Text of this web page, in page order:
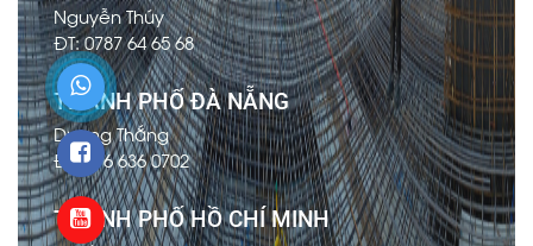
Nguyễn Thúy
ĐT: 0787 64 65 68
THÀNH PHỐ ĐÀ NẴNG
Dương Thắng
ĐT: 096 636 0702
THÀNH PHỐ HỒ CHÍ MINH